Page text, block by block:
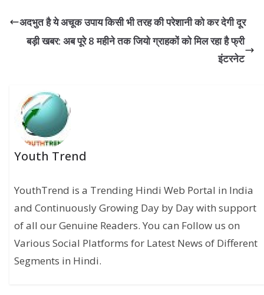
अदभुत है ये अचूक उपाय किसी भी तरह की परेशानी को कर देगी दूर
बड़ी खबर: अब पूरे 8 महीने तक जियो ग्राहकों को मिल रहा है फ्री
इंटरनेट
Youth Trend
YouthTrend is a Trending Hindi Web Portal in India
and Continuously Growing Day by Day with support
of all our Genuine Readers. You can Follow us on
Various Social Platforms for Latest News of Different
Segments in Hindi.